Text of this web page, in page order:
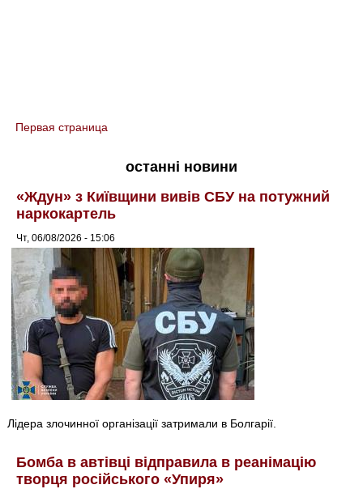
You are here
Первая страница
останні новини
«Ждун» з Київщини вивів СБУ на потужний
наркокартель
Чт, 06/08/2026 - 15:06
Лідера злочинної організації затримали в Болгарії.
Бомба в автівці відправила в реанімацію
творця російського «Упиря»